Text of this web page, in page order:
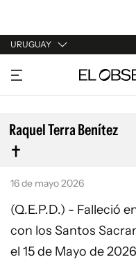
URUGUAY
URUGUAY
ARGENTINA
ESPAÑA
ESTADOS UNIDOS
Raquel Terra Benítez
16 de mayo 2026
(Q.E.P.D.) - Falleció
con los Santos
el 15 de Mayo de